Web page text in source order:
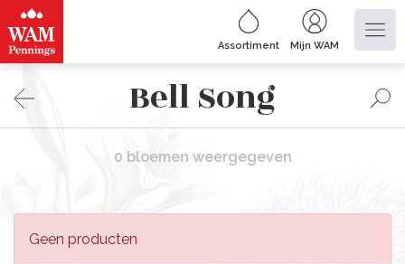
Assortiment Mijn WAM
Bell Song
0 bloemen weergegeven
Geen producten